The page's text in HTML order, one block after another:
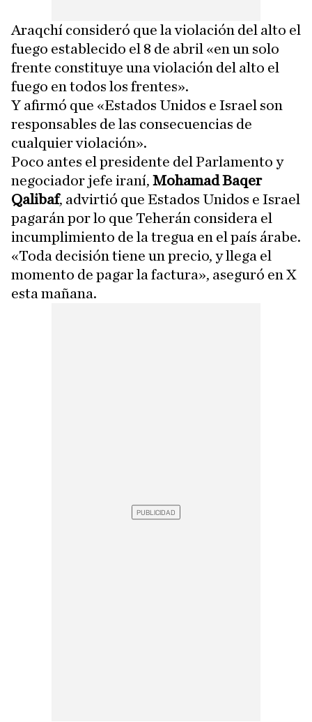
Araqchí consideró que la violación del alto el
fuego establecido el 8 de abril «en un solo
frente constituye una violación del alto el
fuego en todos los frentes».
Y afirmó que «Estados Unidos e Israel son
responsables de las consecuencias de
cualquier violación».
Poco antes el presidente del Parlamento y
negociador jefe iraní, Mohamad Baqer
Qalibaf, advirtió que Estados Unidos e Israel
pagarán por lo que Teherán considera el
incumplimiento de la tregua en el país árabe.
«Toda decisión tiene un precio, y llega el
momento de pagar la factura», aseguró en X
esta mañana.